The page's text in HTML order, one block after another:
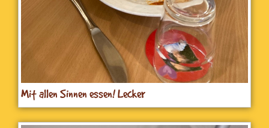
Mit allen Sinnen essen! Lecker